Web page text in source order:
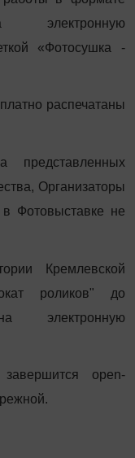
«Фотосушка -
распечатаны
представленных
Организаторы
Фотовыставке не
Кремлевской
роликов" до
open-